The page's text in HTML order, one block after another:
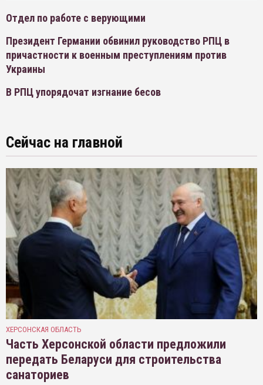
Отдел по работе с верующими
Президент Германии обвинил руководство РПЦ в
причастности к военным преступлениям против
Украины
В РПЦ упорядочат изгнание бесов
Сейчас на главной
ХЕРСОНСКАЯ ОБЛАСТЬ
Часть Херсонской области предложили
передать Беларуси для строительства
санаториев